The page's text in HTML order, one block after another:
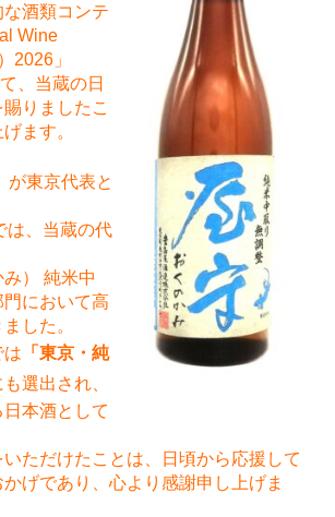
酒類コンテ
Wine
2026」
、当蔵の日
りましたこ
ます。
が東京代表と
は、当蔵の代
み） 純米中
において高
した。
は 「東京・純
も選出され、
本酒として
ただけたことは、日頃から応援して
げであり、心より感謝申し上げま